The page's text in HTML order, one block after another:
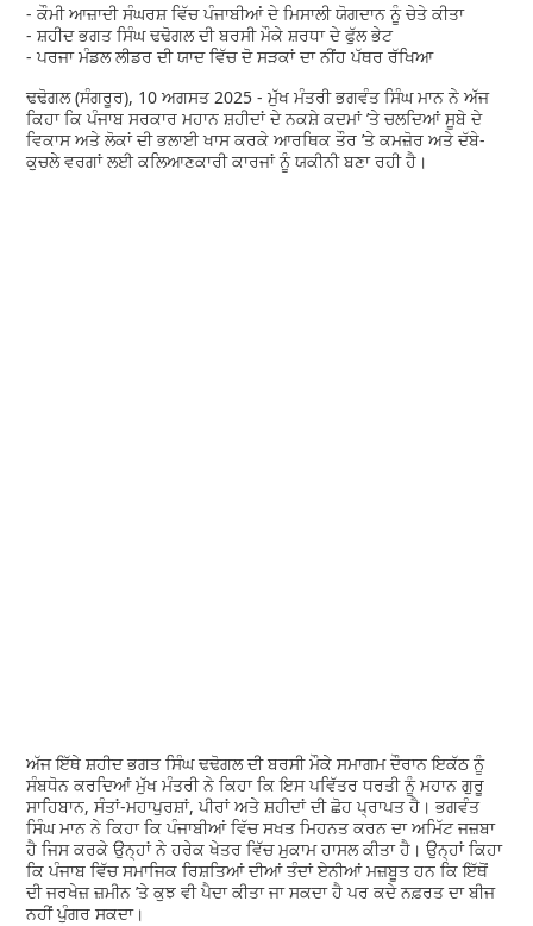
- ਕੌਮੀ ਆਜ਼ਾਦੀ ਸੰਘਰਸ਼ ਵਿੱਚ ਪੰਜਾਬੀਆਂ ਦੇ ਮਿਸਾਲੀ ਯੋਗਦਾਨ ਨੂੰ ਚੇਤੇ ਕੀਤਾ
- ਸ਼ਹੀਦ ਭਗਤ ਸਿੰਘ ਢਢੋਗਲ ਦੀ ਬਰਸੀ ਮੌਕੇ ਸ਼ਰਧਾ ਦੇ ਫੁੱਲ ਭੇਟ
- ਪਰਜਾ ਮੰਡਲ ਲੀਡਰ ਦੀ ਯਾਦ ਵਿੱਚ ਦੋ ਸੜਕਾਂ ਦਾ ਨੀਂਹ ਪੱਥਰ ਰੱਖਿਆ
ਢਢੋਗਲ (ਸੰਗਰੂਰ), 10 ਅਗਸਤ 2025 - ਮੁੱਖ ਮੰਤਰੀ ਭਗਵੰਤ ਸਿੰਘ ਮਾਨ ਨੇ ਅੱਜ
ਕਿਹਾ ਕਿ ਪੰਜਾਬ ਸਰਕਾਰ ਮਹਾਨ ਸ਼ਹੀਦਾਂ ਦੇ ਨਕਸ਼ੇ ਕਦਮਾਂ ’ਤੇ ਚਲਦਿਆਂ ਸੂਬੇ ਦੇ
ਵਿਕਾਸ ਅਤੇ ਲੋਕਾਂ ਦੀ ਭਲਾਈ ਖਾਸ ਕਰਕੇ ਆਰਥਿਕ ਤੌਰ ’ਤੇ ਕਮਜ਼ੋਰ ਅਤੇ ਦੱਬੇ-
ਕੁਚਲੇ ਵਰਗਾਂ ਲਈ ਕਲਿਆਣਕਾਰੀ ਕਾਰਜਾਂ ਨੂੰ ਯਕੀਨੀ ਬਣਾ ਰਹੀ ਹੈ।
ਅੱਜ ਇੱਥੇ ਸ਼ਹੀਦ ਭਗਤ ਸਿੰਘ ਢਢੋਗਲ ਦੀ ਬਰਸੀ ਮੌਕੇ ਸਮਾਗਮ ਦੌਰਾਨ ਇਕੱਠ ਨੂੰ
ਸੰਬਧੋਨ ਕਰਦਿਆਂ ਮੁੱਖ ਮੰਤਰੀ ਨੇ ਕਿਹਾ ਕਿ ਇਸ ਪਵਿੱਤਰ ਧਰਤੀ ਨੂੰ ਮਹਾਨ ਗੁਰੂ
ਸਾਹਿਬਾਨ, ਸੰਤਾਂ-ਮਹਾਪੁਰਸ਼ਾਂ, ਪੀਰਾਂ ਅਤੇ ਸ਼ਹੀਦਾਂ ਦੀ ਛੋਹ ਪ੍ਰਾਪਤ ਹੈ। ਭਗਵੰਤ
ਸਿੰਘ ਮਾਨ ਨੇ ਕਿਹਾ ਕਿ ਪੰਜਾਬੀਆਂ ਵਿੱਚ ਸਖਤ ਮਿਹਨਤ ਕਰਨ ਦਾ ਅਮਿੱਟ ਜਜ਼ਬਾ
ਹੈ ਜਿਸ ਕਰਕੇ ਉਨ੍ਹਾਂ ਨੇ ਹਰੇਕ ਖੇਤਰ ਵਿੱਚ ਮੁਕਾਮ ਹਾਸਲ ਕੀਤਾ ਹੈ। ਉਨ੍ਹਾਂ ਕਿਹਾ
ਕਿ ਪੰਜਾਬ ਵਿੱਚ ਸਮਾਜਿਕ ਰਿਸ਼ਤਿਆਂ ਦੀਆਂ ਤੰਦਾਂ ਏਨੀਆਂ ਮਜ਼ਬੂਤ ਹਨ ਕਿ ਇੱਥੋਂ
ਦੀ ਜਰਖੇਜ਼ ਜ਼ਮੀਨ ’ਤੇ ਕੁਝ ਵੀ ਪੈਦਾ ਕੀਤਾ ਜਾ ਸਕਦਾ ਹੈ ਪਰ ਕਦੇ ਨਫ਼ਰਤ ਦਾ ਬੀਜ
ਨਹੀਂ ਪੁੰਗਰ ਸਕਦਾ।